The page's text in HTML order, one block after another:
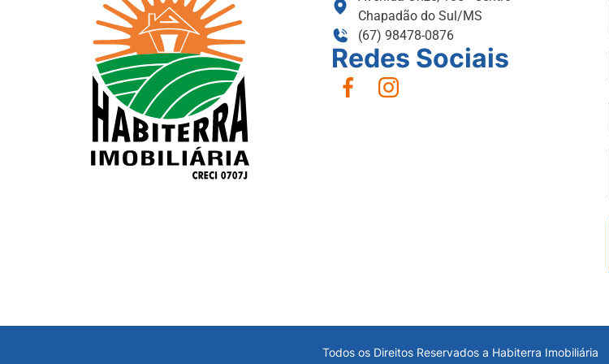
Chapadão do Sul/MS
(67) 98478-0876
Redes Sociais
Todos os Direitos Reservados a Habiterra Imobiliária